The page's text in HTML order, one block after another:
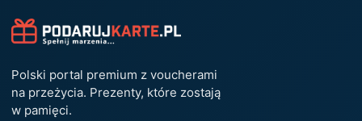
Polski portal premium z voucherami
na przeżycia. Prezenty, które zostają
w pamięci.